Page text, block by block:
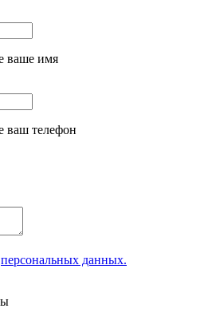
ваше имя
ваш телефон
персональных данных.